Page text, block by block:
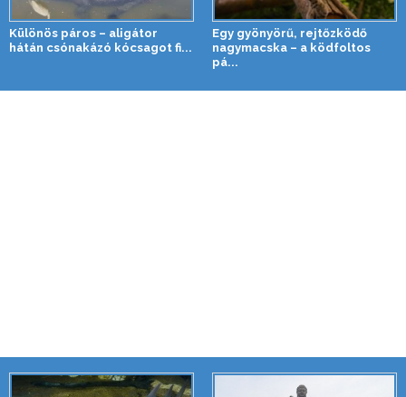
Különös páros – aligátor
hátán csónakázó kócsagot fi...
Egy gyönyörű, rejtőzködő
nagymacska – a ködfoltos
pá...